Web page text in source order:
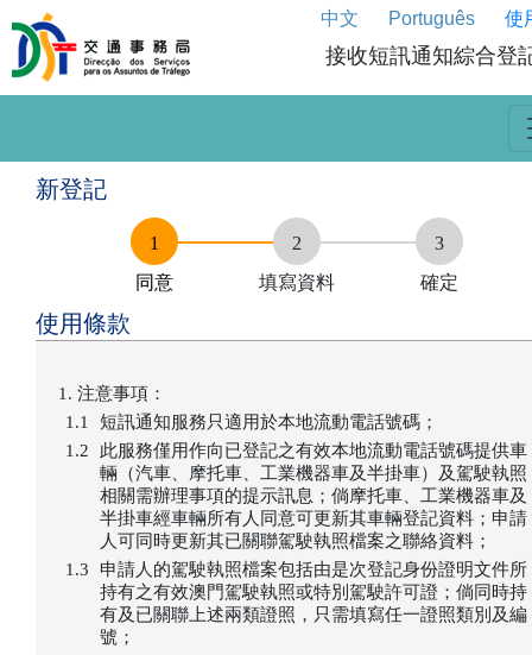
中文 Português 使
接收短訊通知綜合登
新登記
同意 填寫資料 確定
使用條款
注意事項：
短訊通知服務只適用於本地流動電話號碼；
此服務僅用作向已登記之有效本地流動電話號碼提供車
輛（汽車、摩托車、工業機器車及半掛車）及駕駛執照
相關需辦理事項的提示訊息；倘摩托車、工業機器車及
半掛車經車輛所有人同意可更新其車輛登記資料；申請
人可同時更新其已關聯駕駛執照檔案之聯絡資料；
申請人的駕駛執照檔案包括由是次登記身份證明文件所
持有之有效澳門駕駛執照或特別駕駛許可證；倘同時持
有及已關聯上述兩類證照，只需填寫任一證照類別及編
號；